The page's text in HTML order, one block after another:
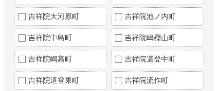
吉祥院大河原町 吉祥院池ノ内町
吉祥院中島町 吉祥院嶋樫山町
吉祥院嶋高町 吉祥院這登中町
吉祥院這登東町 吉祥院流作町